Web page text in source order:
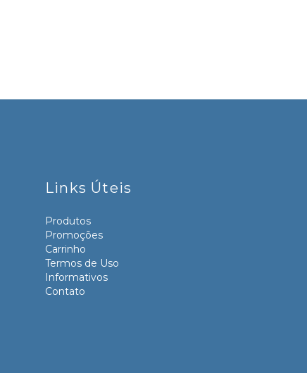
Links Úteis
Produtos
Promoções
Carrinho
Termos de Uso
Informativos
Contato